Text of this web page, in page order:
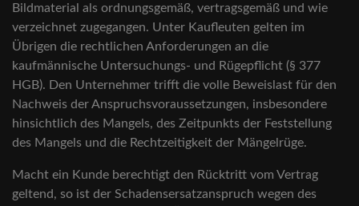
Bildmaterial als ordnungsgemäß, vertragsgemäß und wie
verzeichnet zugegangen. Unter Kaufleuten gelten im
Übrigen die rechtlichen Anforderungen an die
kaufmännische Untersuchungs- und Rügepflicht (§ 377
HGB). Den Unternehmer trifft die volle Beweislast für den
Nachweis der Anspruchsvoraussetzungen, insbesondere
hinsichtlich des Mangels, des Zeitpunkts der Feststellung
des Mangels und die Rechtzeitigkeit der Mängelrüge.
Macht ein Kunde berechtigt den Rücktritt vom Vertrag
geltend, so ist der Schadensersatzanspruch wegen des